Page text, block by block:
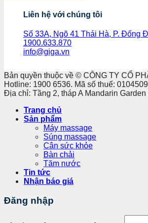
Liên hệ với chúng tôi
Số 33A, Ngõ 41 Thái Hà, P. Đống
1900.633.870
info@giga.vn
Bản quyền thuộc về © CÔNG TY CỔ
Hotline: 1900 6536. Mã số thuế:
Địa chỉ: Tầng 2, tháp A Mandarin
Trang chủ
Sản phẩm
Máy massage
Súng massage
Cân sức khỏe
Bàn chải
Tăm nước
Tin tức
Nhận báo giá
Đăng nhập